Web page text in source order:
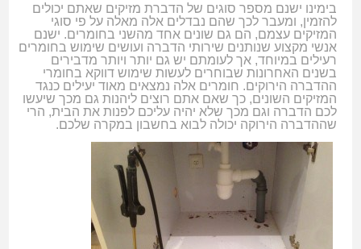
בימינו ישנם מספר סוגים של הדברת מזיקים שאתם יכולים
להזמין, ומעבר לכך שהם נבדלים אלה מאלה על פי סוגי
המזיקים עצמם, הם גם שונים אחד מהשני בחומרים. ישנם
אנשי מקצוע שנותנים שירותי הדברה ועושים שימוש בחומרים
רעילים במיוחד, אך לעומתם יש גם יותר ויותר מדבירים
בשנים האחרונות שבוחרים לעשות שימוש דווקא בחומרי
ההדברה הירוקים. חומרים אלה נמצאים מאוד יעילים כנגד
המזיקים השונים, כך שאם אתם רוצים ליהנות גם מכך שיעשו
לכם הדברה וגם מכך שלא יהיה עליכם לפנות את הבית, הרי
שההדברה הירוקה יכולה לבוא בחשבון במקרה שלכם.